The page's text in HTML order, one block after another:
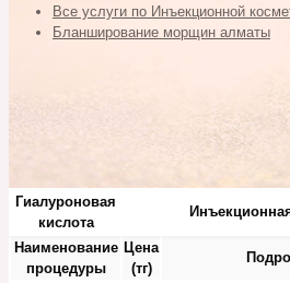
Все услуги по Инъекционной
Бланширование морщин алматы
Гиалуроновая
кислота
Наименование
процедуры
Цена
(тг)